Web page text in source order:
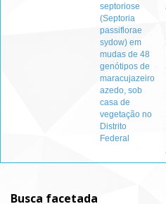
septoriose
(Septoria
passiflorae
sydow) em
mudas de 48
genótipos de
maracujazeiro
azedo, sob
casa de
vegetação no
Distrito
Federal
Busca facetada